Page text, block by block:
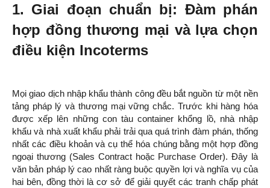
1. Giai đoạn chuẩn bị: Đàm phán
hợp đồng thương mại và lựa chọn
điều kiện Incoterms
Mọi giao dịch nhập khẩu thành công đều bắt nguồn từ một nền
tảng pháp lý và thương mại vững chắc. Trước khi hàng hóa
được xếp lên những con tàu container khổng lồ, nhà nhập
khẩu và nhà xuất khẩu phải trải qua quá trình đàm phán, thống
nhất các điều khoản và cụ thể hóa chúng bằng một hợp đồng
ngoại thương (Sales Contract hoặc Purchase Order). Đây là
văn bản pháp lý cao nhất ràng buộc quyền lợi và nghĩa vụ của
hai bên, đồng thời là cơ sở để giải quyết các tranh chấp phát